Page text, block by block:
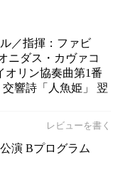
／指揮：ファビ
ニダス・カヴァコ
オリン協奏曲第1番
響詩「人魚姫」 翌
レビューを書く